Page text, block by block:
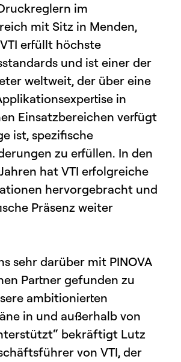
im
mit Sitz in Menden,
erfüllt höchste
und ist einer der
weltweit, der über eine
in
Einsatzbereichen verfügt
ist, spezifische
zu erfüllen. In den
hat VTI erfolgreiche
hervorgebracht und
Präsenz weiter
sehr darüber mit PINOVA
Partner gefunden zu
ambitionierten
in und außerhalb von
bekräftigt Lutz
von VTI, der